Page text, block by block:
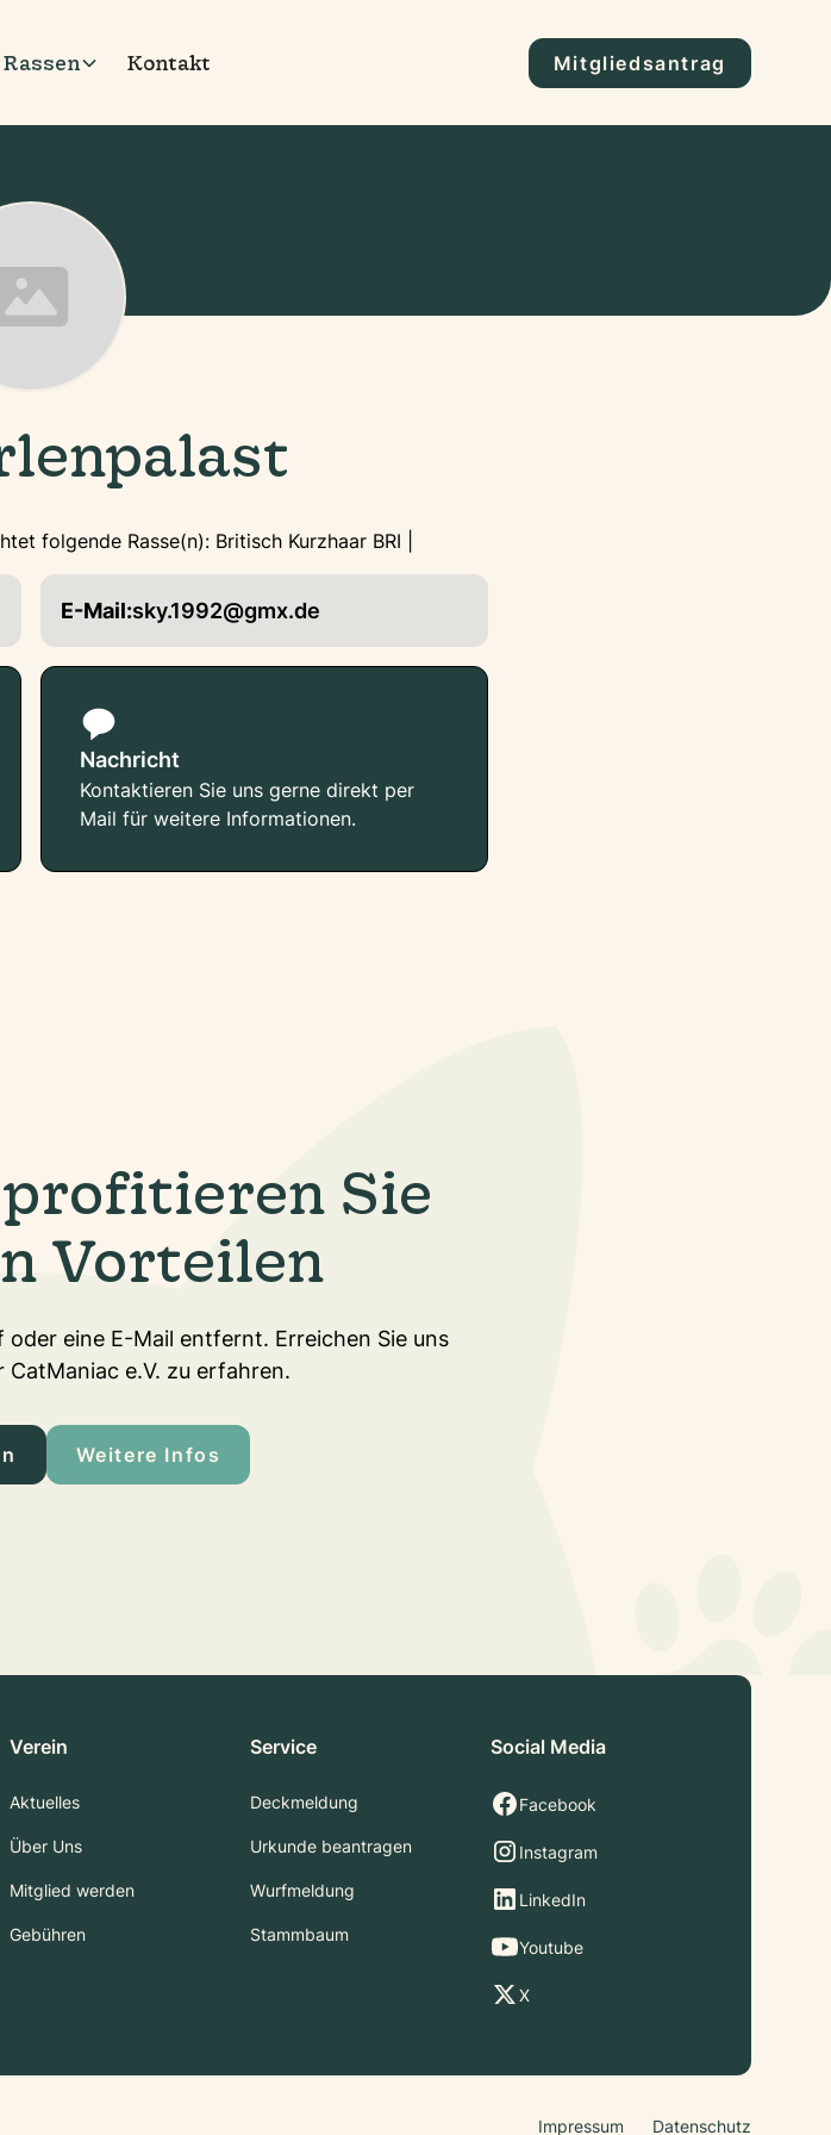
Kontakt Mitgliedsantrag
folgende Rasse(n): Britisch Kurzhaar BRI |
E-Mail:sky.1992@gmx.de
Nachricht
Kontaktieren Sie uns gerne direkt per
Mail für weitere Informationen.
Sie
Vorteilen
eine E-Mail entfernt. Erreichen Sie uns
CatManiac e.V. zu erfahren.
Weitere Infos
Verein
Aktuelles
Über Uns
Mitglied werden
Gebühren
Service
Deckmeldung
Urkunde beantragen
Wurfmeldung
Stammbaum
Social Media
Facebook
Instagram
LinkedIn
Youtube
X
Impressum Datenschutz